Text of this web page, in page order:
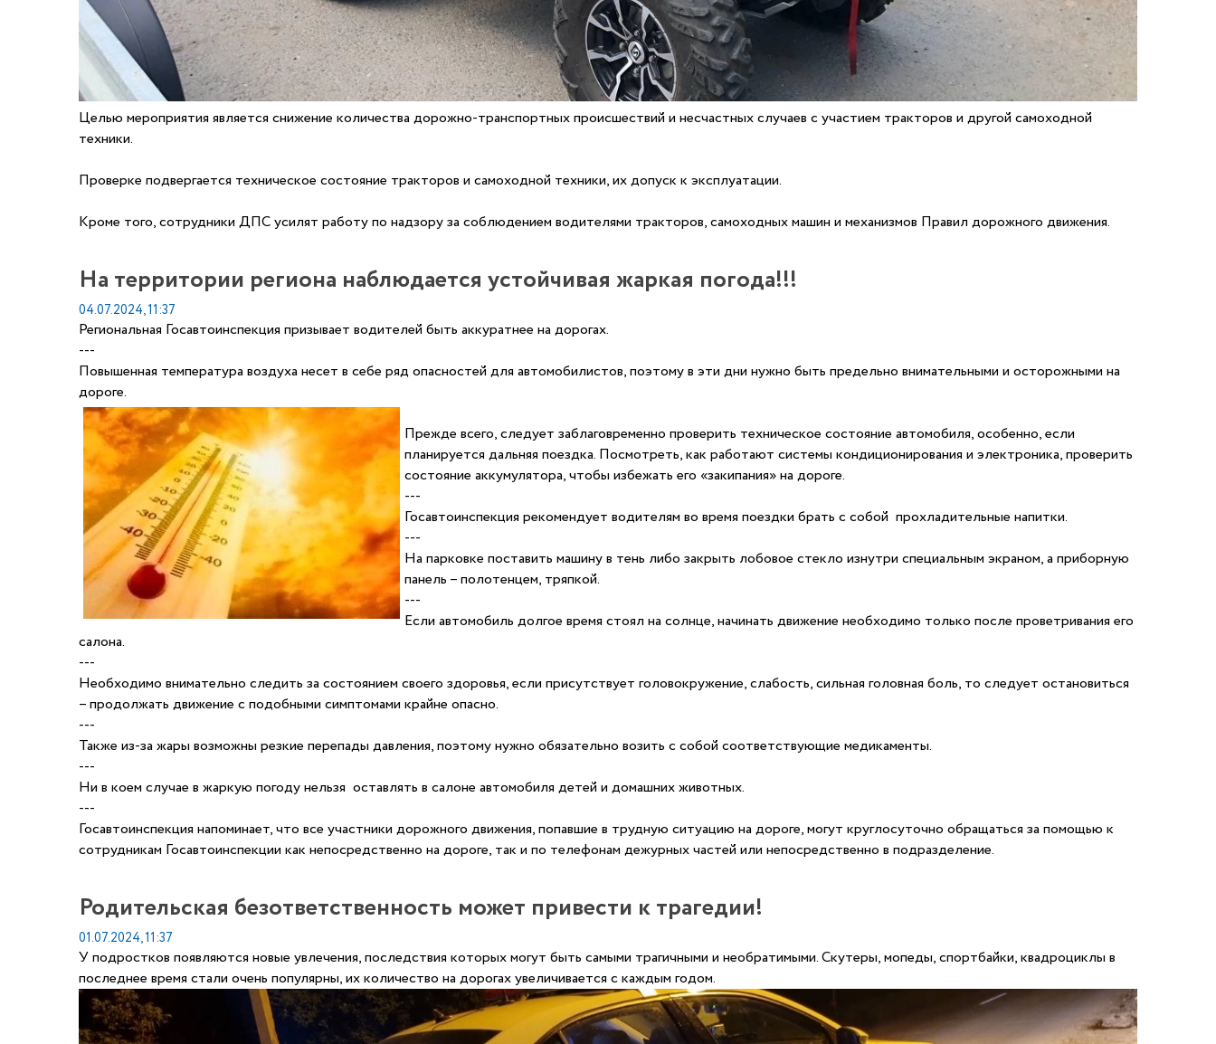
Целью мероприятия является снижение количества дорожно-транспортных происшествий и несчастных случаев с участием тракторов и другой самоходной
техники.
Проверке подвергается техническое состояние тракторов и самоходной техники, их допуск к эксплуатации.
Кроме того, сотрудники ДПС усилят работу по надзору за соблюдением водителями тракторов, самоходных машин и механизмов Правил дорожного движения.
На территории региона наблюдается устойчивая жаркая погода!!!
04.07.2024, 11:37
Региональная Госавтоинспекция призывает водителей быть аккуратнее на дорогах.
---
Повышенная температура воздуха несет в себе ряд опасностей для автомобилистов, поэтому в эти дни нужно быть предельно внимательными и осторожными на
дороге.
Прежде всего, следует заблаговременно проверить техническое состояние автомобиля, особенно, если
планируется дальняя поездка. Посмотреть, как работают системы кондиционирования и электроника, проверить
состояние аккумулятора, чтобы избежать его «закипания» на дороге.
---
Госавтоинспекция рекомендует водителям во время поездки брать с собой прохладительные напитки.
---
На парковке поставить машину в тень либо закрыть лобовое стекло изнутри специальным экраном, а приборную
панель – полотенцем, тряпкой.
---
Если автомобиль долгое время стоял на солнце, начинать движение необходимо только после проветривания его
салона.
---
Необходимо внимательно следить за состоянием своего здоровья, если присутствует головокружение, слабость, сильная головная боль, то следует остановиться
– продолжать движение с подобными симптомами крайне опасно.
---
Также из-за жары возможны резкие перепады давления, поэтому нужно обязательно возить с собой соответствующие медикаменты.
---
Ни в коем случае в жаркую погоду нельзя оставлять в салоне автомобиля детей и домашних животных.
---
Госавтоинспекция напоминает, что все участники дорожного движения, попавшие в трудную ситуацию на дороге, могут круглосуточно обращаться за помощью к
сотрудникам Госавтоинспекции как непосредственно на дороге, так и по телефонам дежурных частей или непосредственно в подразделение.
Родительская безответственность может привести к трагедии!
01.07.2024, 11:37
У подростков появляются новые увлечения, последствия которых могут быть самыми трагичными и необратимыми. Скутеры, мопеды, спортбайки, квадроциклы в
последнее время стали очень популярны, их количество на дорогах увеличивается с каждым годом.